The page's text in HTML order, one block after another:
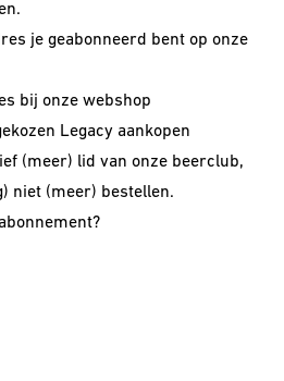
je geabonneerd bent op onze
bij onze webshop
Legacy aankopen
(meer) lid van onze beerclub,
niet (meer) bestellen.
?